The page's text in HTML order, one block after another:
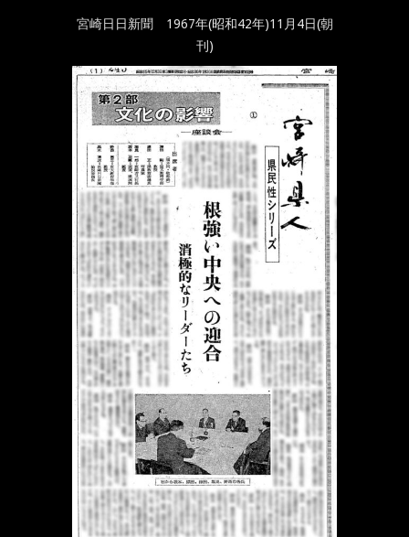
宮崎日日新聞 1967年(昭和42年)11月4日(朝
刊)